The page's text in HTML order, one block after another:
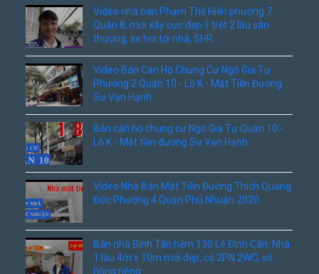
Video nhà bán Phạm Thế Hiển phường 7
Quận 8, mới xây cực đẹp 1 trệt 2 lầu sân
thượng, xe hơi tới nhà, SHR
Video Bán Căn Hộ Chung Cư Ngô Gia Tự
Phường 2 Quận 10 - Lô K - Mặt Tiền Đường
Sư Vạn Hạnh
Bán căn hộ chung cư Ngô Gia Tự Quận 10 -
Lô K - Mặt tiền đường Sư Vạn Hạnh
Video Nhà Bán Mặt Tiền Đường Thích Quảng
Đức Phường 4 Quận Phú Nhuận 2020
Bán nhà Bình Tân hẻm 130 Lê Đình Cẩn. Nhà
1 lầu 4m x 10m mới đẹp, có 2PN 2WC, sổ
hồng riêng